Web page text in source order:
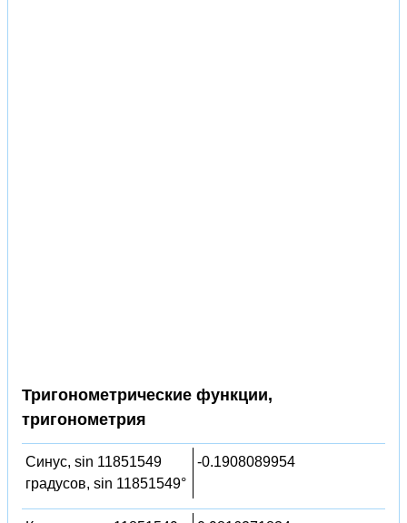
Тригонометрические функции,
тригонометрия
Синус, sin 11851549
градусов, sin 11851549°
-0.1908089954